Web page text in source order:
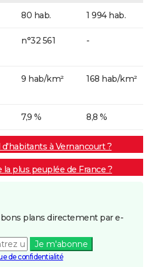
80 hab. 1 994 hab.
n°32 561 -
9 hab/km² 168 hab/km²
7,9 % 8,8 %
à Vernancourt ?
la plus peuplée de France ?
plans directement par e-
Je m'abonne
de confidentialité